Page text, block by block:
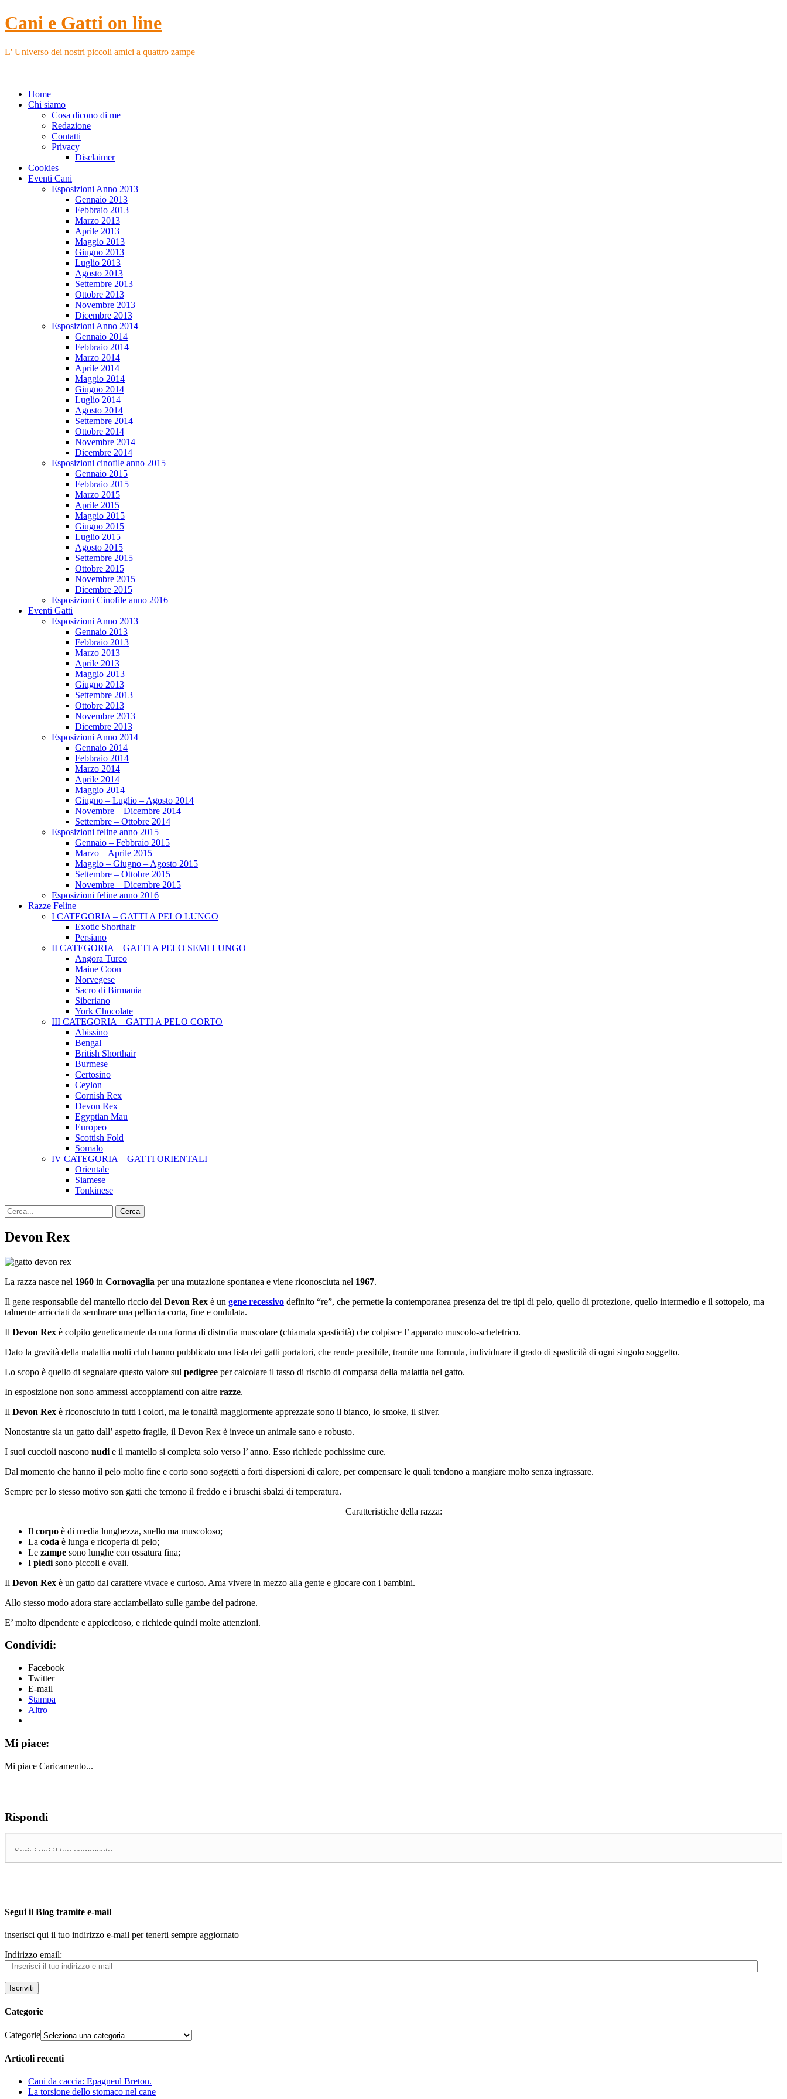
Cani e Gatti on line
L' Universo dei nostri piccoli amici a quattro zampe
Home
Chi siamo
Cosa dicono di me
Redazione
Contatti
Privacy
Disclaimer
Cookies
Eventi Cani
Esposizioni Anno 2013
Gennaio 2013
Febbraio 2013
Marzo 2013
Aprile 2013
Maggio 2013
Giugno 2013
Luglio 2013
Agosto 2013
Settembre 2013
Ottobre 2013
Novembre 2013
Dicembre 2013
Esposizioni Anno 2014
Gennaio 2014
Febbraio 2014
Marzo 2014
Aprile 2014
Maggio 2014
Giugno 2014
Luglio 2014
Agosto 2014
Settembre 2014
Ottobre 2014
Novembre 2014
Dicembre 2014
Esposizioni cinofile anno 2015
Gennaio 2015
Febbraio 2015
Marzo 2015
Aprile 2015
Maggio 2015
Giugno 2015
Luglio 2015
Agosto 2015
Settembre 2015
Ottobre 2015
Novembre 2015
Dicembre 2015
Esposizioni Cinofile anno 2016
Eventi Gatti
Esposizioni Anno 2013
Gennaio 2013
Febbraio 2013
Marzo 2013
Aprile 2013
Maggio 2013
Giugno 2013
Settembre 2013
Ottobre 2013
Novembre 2013
Dicembre 2013
Esposizioni Anno 2014
Gennaio 2014
Febbraio 2014
Marzo 2014
Aprile 2014
Maggio 2014
Giugno – Luglio – Agosto 2014
Novembre – Dicembre 2014
Settembre – Ottobre 2014
Esposizioni feline anno 2015
Gennaio – Febbraio 2015
Marzo – Aprile 2015
Maggio – Giugno – Agosto 2015
Settembre – Ottobre 2015
Novembre – Dicembre 2015
Esposizioni feline anno 2016
Razze Feline
I CATEGORIA – GATTI A PELO LUNGO
Exotic Shorthair
Persiano
II CATEGORIA – GATTI A PELO SEMI LUNGO
Angora Turco
Maine Coon
Norvegese
Sacro di Birmania
Siberiano
York Chocolate
III CATEGORIA – GATTI A PELO CORTO
Abissino
Bengal
British Shorthair
Burmese
Certosino
Ceylon
Cornish Rex
Devon Rex
Egyptian Mau
Europeo
Scottish Fold
Somalo
IV CATEGORIA – GATTI ORIENTALI
Orientale
Siamese
Tonkinese
Devon Rex
La razza nasce nel 1960 in Cornovaglia per una mutazione spontanea e viene riconosciuta nel 1967.
Il gene responsabile del mantello riccio del Devon Rex è un gene recessivo definito “re”, che permette la contemporanea presenza dei tre tipi di pelo, quello di protezione, quello intermedio e il sottopelo, ma
talmente arricciati da sembrare una pelliccia corta, fine e ondulata.
Il Devon Rex è colpito geneticamente da una forma di distrofia muscolare (chiamata spasticità) che colpisce l’ apparato muscolo-scheletrico.
Dato la gravità della malattia molti club hanno pubblicato una lista dei gatti portatori, che rende possibile, tramite una formula, individuare il grado di spasticità di ogni singolo soggetto.
Lo scopo è quello di segnalare questo valore sul pedigree per calcolare il tasso di rischio di comparsa della malattia nel gatto.
In esposizione non sono ammessi accoppiamenti con altre razze.
Il Devon Rex è riconosciuto in tutti i colori, ma le tonalità maggiormente apprezzate sono il bianco, lo smoke, il silver.
Nonostantre sia un gatto dall’ aspetto fragile, il Devon Rex è invece un animale sano e robusto.
I suoi cuccioli nascono nudi e il mantello si completa solo verso l’ anno. Esso richiede pochissime cure.
Dal momento che hanno il pelo molto fine e corto sono soggetti a forti dispersioni di calore, per compensare le quali tendono a mangiare molto senza ingrassare.
Sempre per lo stesso motivo son gatti che temono il freddo e i bruschi sbalzi di temperatura.
Caratteristiche della razza:
Il corpo è di media lunghezza, snello ma muscoloso;
La coda è lunga e ricoperta di pelo;
Le zampe sono lunghe con ossatura fina;
I piedi sono piccoli e ovali.
Il Devon Rex è un gatto dal carattere vivace e curioso. Ama vivere in mezzo alla gente e giocare con i bambini.
Allo stesso modo adora stare acciambellato sulle gambe del padrone.
E’ molto dipendente e appiccicoso, e richiede quindi molte attenzioni.
Condividi:
Facebook
Twitter
E-mail
Stampa
Altro
Mi piace:
Mi piace Caricamento...
Rispondi
Segui il Blog tramite e-mail
inserisci qui il tuo indirizzo e-mail per tenerti sempre aggiornato
Indirizzo email:
Iscriviti
Categorie
Categorie
Articoli recenti
Cani da caccia: Epagneul Breton.
La torsione dello stomaco nel cane